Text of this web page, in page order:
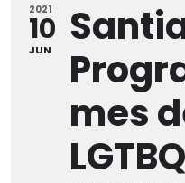
2021
10
JUN
mes